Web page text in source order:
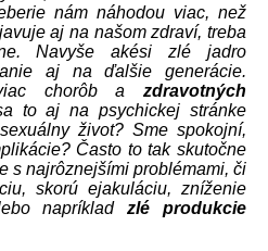
nám náhodou viac, než
aj na našom zdraví, treba
Navyše akési zlé jadro
aj na ďalšie generácie.
chorôb a zdravotných
to aj na psychickej stránke
život? Sme spokojní,
Často to tak skutočne
s najrôznejšími problémami, či
skorú ejakuláciu, zníženie
napríkladzlé produkcie